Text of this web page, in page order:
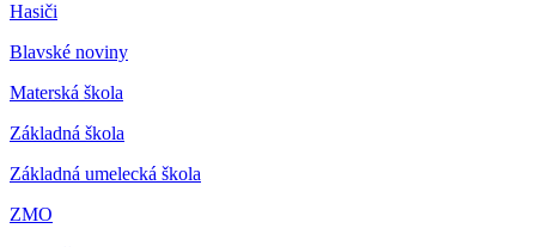
Hasiči
Blavské noviny
Materská škola
Základná škola
Základná umelecká škola
ZMO